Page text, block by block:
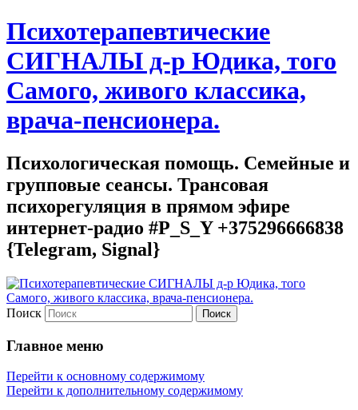
Психотерапевтические
СИГНАЛЫ д-р Юдика, того
Самого, живого классика,
врача-пенсионера.
Психологическая помощь. Семейные и
групповые сеансы. Трансовая
психорегуляция в прямом эфире
интернет-радио #P_S_Y +375296666838
{Telegram, Signal}
Поиск
Главное меню
Перейти к основному содержимому
Перейти к дополнительному содержимому